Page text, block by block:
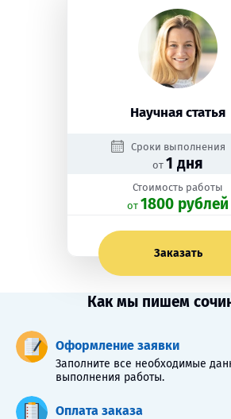
Научная статья
Сроки выполнения
от 1 дня
Стоимость работы
oт 1800 рублей
Заказать
Как мы пишем
Оформление заявки
Заполните все необходимые
выполнения работы.
Оплата заказа